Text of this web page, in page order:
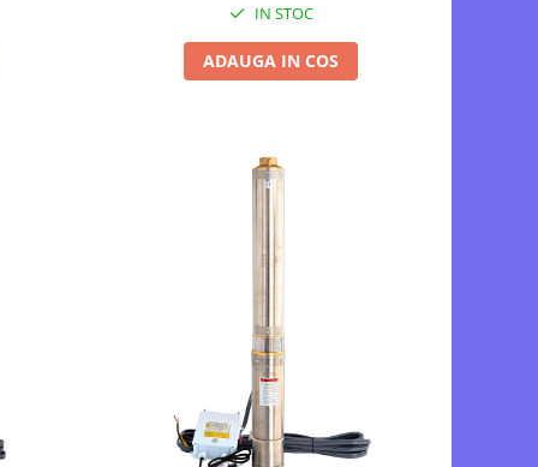
72H Panou fotovoltaic
IN STOC
ADAUGA IN COS